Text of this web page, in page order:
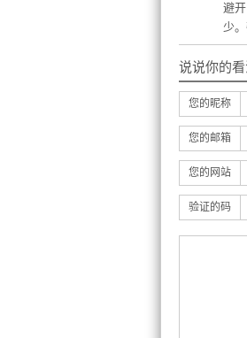
避
少
说说你的看
您的昵称
您的邮箱
您的网站
验证的码